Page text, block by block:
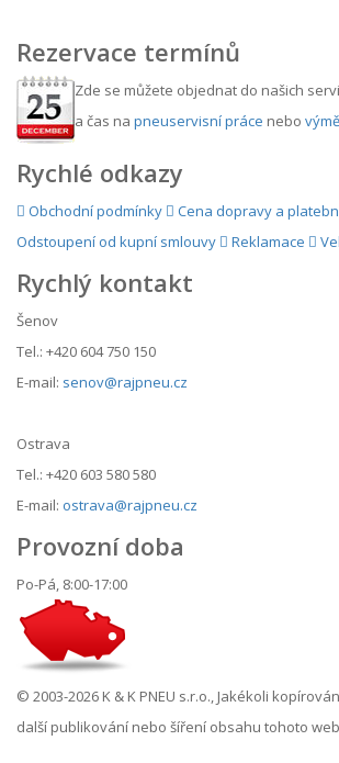
Rezervace termínů
Zde se můžete objednat do našich
a čas na pneuservisní práce nebo
Rychlé odkazy
Obchodní podmínky
Cena dopravy a
Odstoupení od kupní smlouvy
Reklamace
Rychlý kontakt
Šenov
Tel.: +420 604 750 150
E-mail: senov@rajpneu.cz
Ostrava
Tel.: +420 603 580 580
E-mail: ostrava@rajpneu.cz
Provozní doba
Po-Pá, 8:00-17:00
© 2003-2026 K & K PNEU s.r.o., Jakékoli
další publikování nebo šíření obsahu tohoto